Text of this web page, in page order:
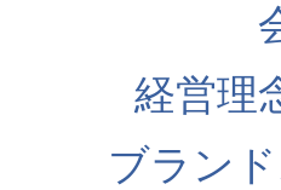
経営理
ブラン